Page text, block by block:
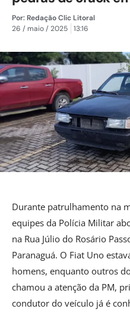
Por:Redação Clic Litoral
26 / maio / 2025
13:16
Durante patrulhamento na
equipes da Polícia Militar
na Rua Júlio do Rosário
Paranaguá. O Fiat Uno
homens, enquanto outros
chamou a atenção da PM,
condutor do veículo já é